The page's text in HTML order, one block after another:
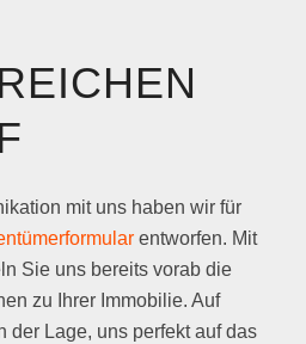
mit uns haben wir für
entworfen. Mit
Sie uns bereits vorab die
zu Ihrer Immobilie. Auf
der Lage, uns perfekt auf das